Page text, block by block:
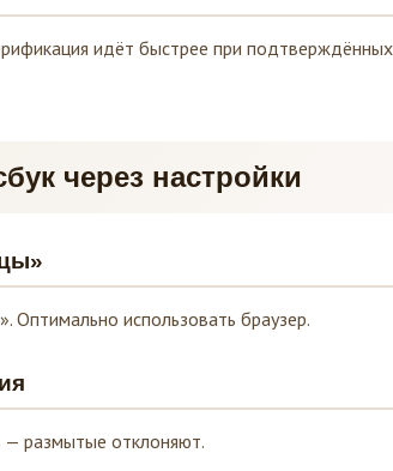
идёт быстрее при подтверждённых
через настройки
Оптимально использовать браузер.
размытые отклоняют.